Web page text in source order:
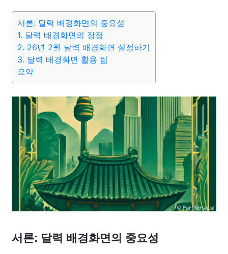
서론: 달력 배경화면의 중요성
1. 달력 배경화면의 장점
2. 26년 2월 달력 배경화면 설정하기
3. 달력 배경화면 활용 팁
요약
서론: 달력 배경화면의 중요성